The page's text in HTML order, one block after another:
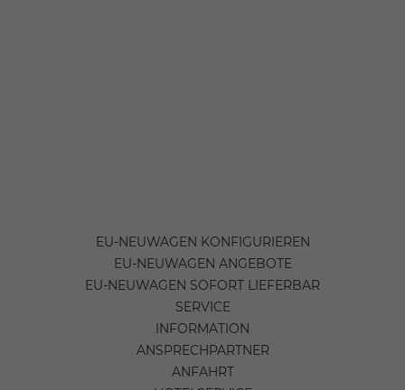
EU-NEUWAGEN KONFIGURIEREN
EU-NEUWAGEN ANGEBOTE
EU-NEUWAGEN SOFORT LIEFERBAR
SERVICE
INFORMATION
ANSPRECHPARTNER
ANFAHRT